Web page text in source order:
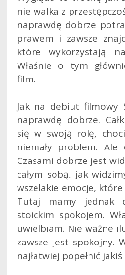
nie walka z
naprawdę dobrze
prawem i zawsze
które wykorzystają
Właśnie o tym
film.
Jak na debiut filmowy
naprawdę dobrze.
się w swoją rolę,
niemały problem.
Czasami dobrze jest
całym sobą, jak
wszelakie emocje,
Tutaj mamy jednak
stoickim spokojem.
uwielbiam. Nie ważne
zawsze jest spokojny.
najłatwiej popełnić jakiś